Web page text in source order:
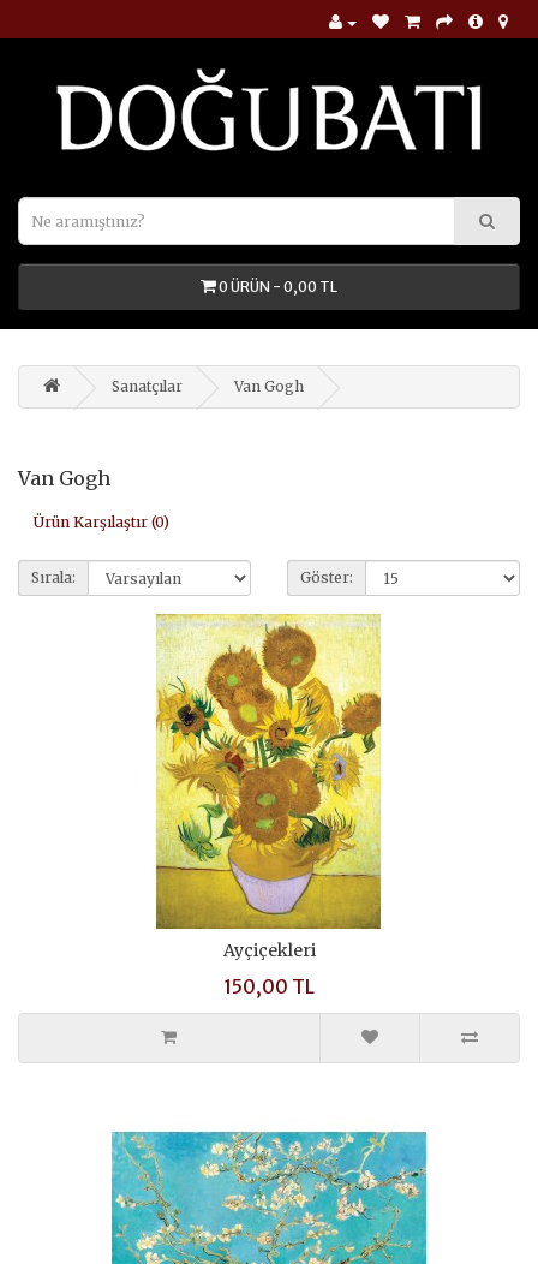
0 ÜRÜN - 0,00 TL
Sanatçılar Van Gogh
Van Gogh
Ürün Karşılaştır (0)
Sırala: Göster:
Ayçiçekleri
150,00 TL